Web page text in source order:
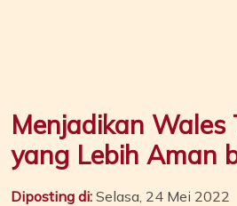
Menjadikan Wales
yang Lebih Aman
Diposting di: Selasa, 24 Mei 2022